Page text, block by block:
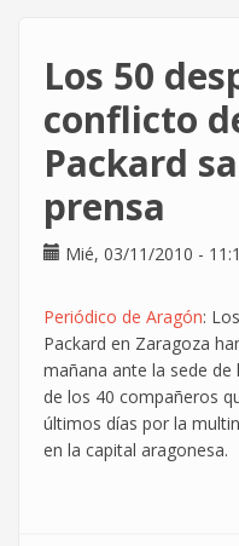
anuncia
movilización
para
el
dia
de
mes
Los 50
conflicto
Packard
prensa
Mié, 03/11/2010 -
Periódico de Aragón:
Packard en Zaragoza
mañana ante la sede
de los 40 compañeros
últimos días por la
en la capital aragonesa.